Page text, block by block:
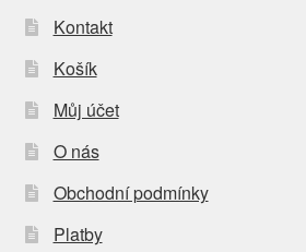
Kontakt
Košík
Můj účet
O nás
Obchodní podmínky
Platby